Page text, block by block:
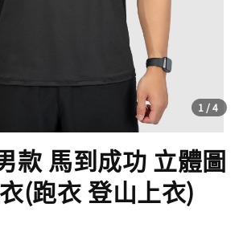
1/4
款 馬到成功 立體圖
(跑衣 登山上衣)